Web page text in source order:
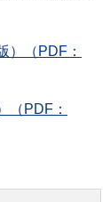
）（PDF：
（PDF：